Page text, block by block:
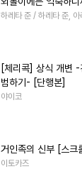
하레타 준 / 하레타 준, 아
[체리콕] 상식 개변 -
범하기- [단행본]
야이코
거인족의 신부 [스크
이토카즈